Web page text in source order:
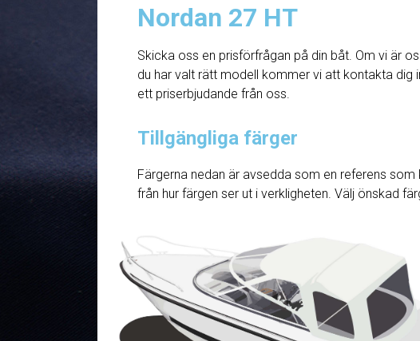
Nordan 27 HT
Skicka oss en prisförfrågan på din båt. Om vi ​​är
du har valt rätt modell kommer vi att kontakta dig
ett priserbjudande från oss.
Tillgängliga färger
Färgerna nedan är avsedda som en referens som
från hur färgen ser ut i verkligheten. Välj önskad